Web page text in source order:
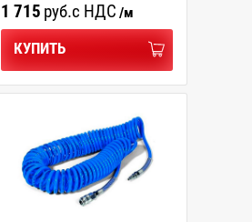
1 715 руб.с НДС /м
КУПИТЬ